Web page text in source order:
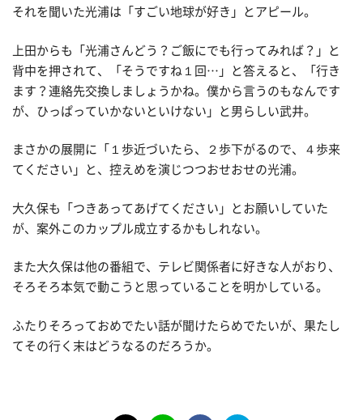
それを聞いた光浦は「すごい地球が好き」とアピール。
上田からも「光浦さんどう？ご飯にでも行ってみれば？」と
背中を押されて、「そうですね１回…」と答えると、「行き
ます？連絡先交換しましょうかね。僕から言うのもなんです
が、ひっぱっていかないといけない」と男らしい武井。
まさかの展開に「１歩近づいたら、２歩下がるので、４歩来
てください」と、控えめを演じつつおせおせの光浦。
大久保も「つきあってあげてください」とお願いしていた
が、案外このカップル成立するかもしれない。
また大久保は他の番組で、テレビ関係者に好きな人がおり、
そろそろ本気で動こうと思っていることを明かしている。
ふたりそろっておめでたい話が聞けたらめでたいが、果たし
てその行く末はどうなるのだろうか。